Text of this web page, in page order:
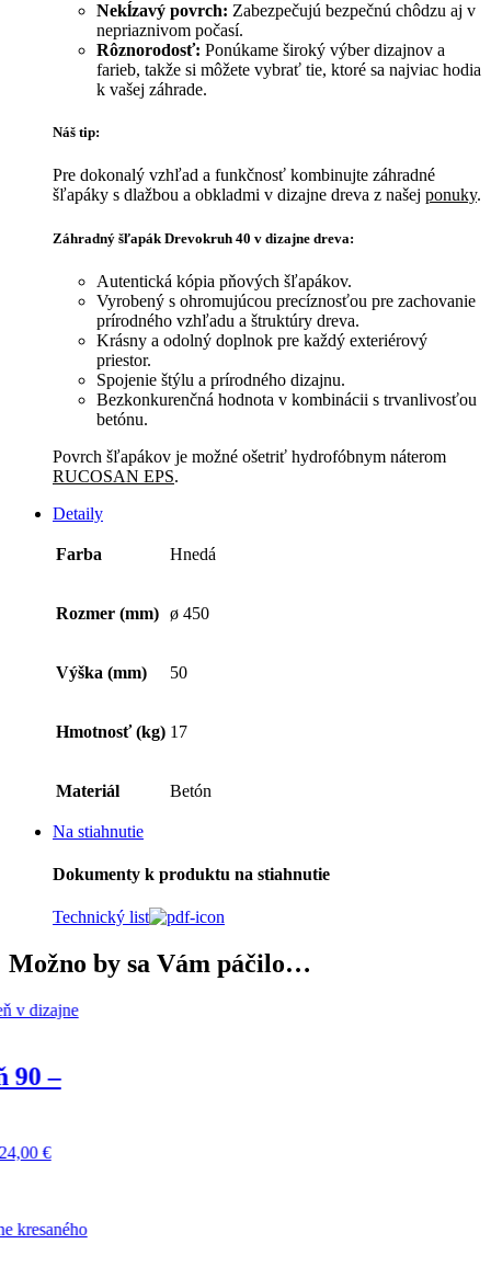
Nekĺzavý povrch: Zabezpečujú bezpečnú chôdzu aj v
nepriaznivom počasí.
Rôznorodosť: Ponúkame široký výber dizajnov a
farieb, takže si môžete vybrať tie, ktoré sa najviac hodia
k vašej záhrade.
Náš tip:
Pre dokonalý vzhľad a funkčnosť kombinujte záhradné
šľapáky s dlažbou a obkladmi v dizajne dreva z našej ponuky.
Záhradný šľapák Drevokruh 40 v dizajne dreva:
Autentická kópia pňových šľapákov.
Vyrobený s ohromujúcou precíznosťou pre zachovanie
prírodného vzhľadu a štruktúry dreva.
Krásny a odolný doplnok pre každý exteriérový
priestor.
Spojenie štýlu a prírodného dizajnu.
Bezkonkurenčná hodnota v kombinácii s trvanlivosťou
betónu.
Povrch šľapákov je možné ošetriť hydrofóbnym náterom
RUCOSAN EPS.
Detaily
Farba Hnedá
Rozmer (mm) ø 450
Výška (mm) 50
Hmotnosť (kg) 17
Materiál Betón
Na stiahnutie
Dokumenty k produktu na stiahnutie
Technický list
Možno by sa Vám páčilo…